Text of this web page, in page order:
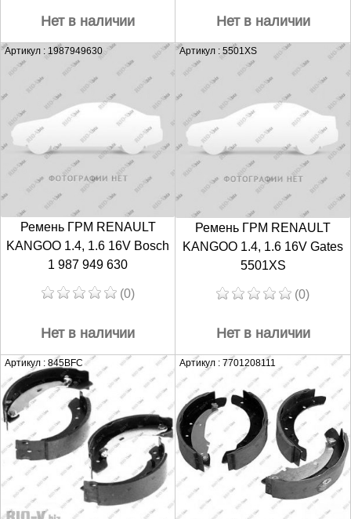
Нет в наличии Нет в наличии
Артикул : 1987949630
Ремень ГРМ RENAULT
KANGOO 1.4, 1.6 16V Bosch
1 987 949 630
(0)
Нет в наличии
Артикул : 5501XS
Ремень ГРМ RENAULT
KANGOO 1.4, 1.6 16V Gates
5501XS
(0)
Нет в наличии
Артикул : 845ВFC Артикул : 7701208111